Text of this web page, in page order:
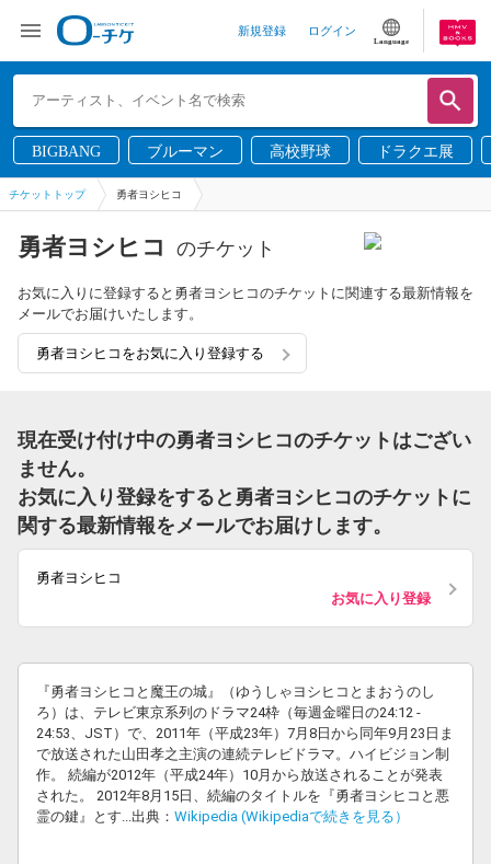
新規登録 ログイン
Language
BIGBANG ブルーマン 高校野球 ドラクエ展
チケットトップ 勇者ヨシヒコ
勇者ヨシヒコ のチケット
お気に入りに登録すると勇者ヨシヒコのチケットに関連する最新情報を
メールでお届けいたします。
勇者ヨシヒコをお気に入り登録する
現在受け付け中の勇者ヨシヒコのチケットはござい
ません。
お気に入り登録をすると勇者ヨシヒコのチケットに
関する最新情報をメールでお届けします。
勇者ヨシヒコ
お気に入り登録
『勇者ヨシヒコと魔王の城』（ゆうしゃヨシヒコとまおうのし
ろ）は、テレビ東京系列のドラマ24枠（毎週金曜日の24:12 -
24:53、JST）で、2011年（平成23年）7月8日から同年9月23日ま
で放送された山田孝之主演の連続テレビドラマ。ハイビジョン制
作。 続編が2012年（平成24年）10月から放送されることが発表
された。 2012年8月15日、続編のタイトルを『勇者ヨシヒコと悪
霊の鍵』とす...出典： Wikipedia (Wikipediaで続きを見る）